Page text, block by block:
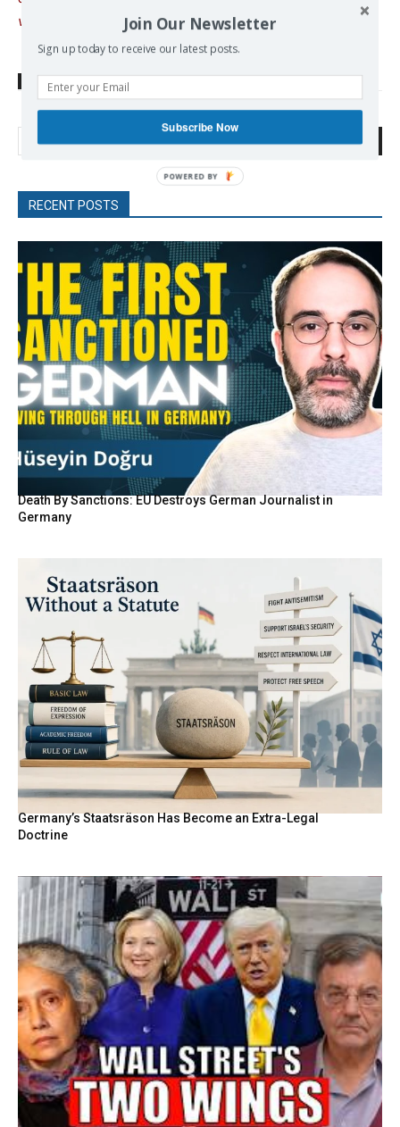
views as possible.
France
Search
RECENT POSTS
Death By Sanctions: EU Destroys German Journalist in
Germany
Germany’s Staatsräson Has Become an Extra-Legal
Doctrine
Join Our Newsletter
Sign up today to receive our latest posts.
Subscribe Now